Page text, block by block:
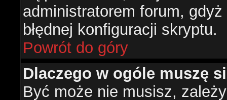
administratorem forum,
błędnej konfiguracji skryptu.
Powrót do góry
Dlaczego w ogóle muszę
Być może nie musisz,